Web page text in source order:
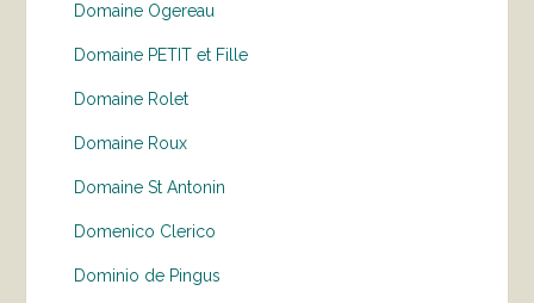
Domaine Ogereau
Domaine PETIT et Fille
Domaine Rolet
Domaine Roux
Domaine St Antonin
Domenico Clerico
Dominio de Pingus